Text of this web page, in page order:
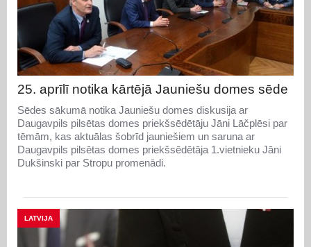
25. aprīlī notika kārtējā Jauniešu domes sēde
Sēdes sākumā notika Jauniešu domes diskusija ar
Daugavpils pilsētas domes priekšsēdētāju Jāni Lāčplēsi par
tēmām, kas aktuālas šobrīd jauniešiem un saruna ar
Daugavpils pilsētas domes priekšsēdētāja 1.vietnieku Jāni
Dukšinski par Stropu promenādi.
LATVIJA